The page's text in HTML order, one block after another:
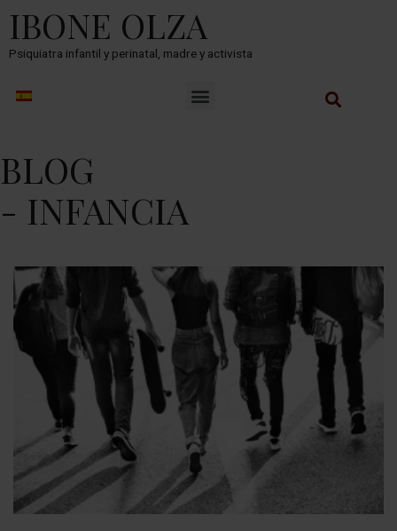
IBONE OLZA
Psiquiatra infantil y perinatal, madre y activista
BLOG
- INFANCIA